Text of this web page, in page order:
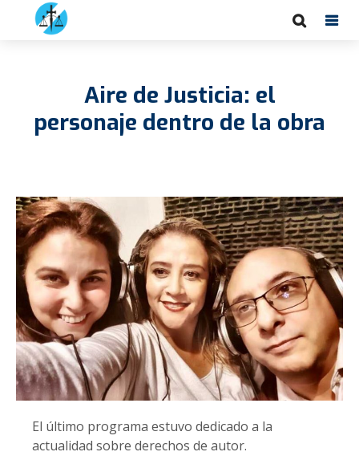
Aire de Justicia: el
personaje dentro de la obra
El último programa estuvo dedicado a la
actualidad sobre derechos de autor.